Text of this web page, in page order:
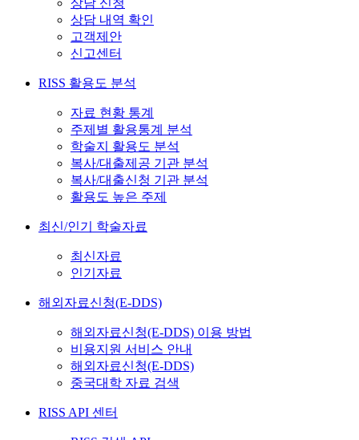
상담 신청
상담 내역 확인
고객제안
신고센터
RISS 활용도 분석
자료 현황 통계
주제별 활용통계 분석
학술지 활용도 분석
복사/대출제공 기관 분석
복사/대출신청 기관 분석
활용도 높은 주제
최신/인기 학술자료
최신자료
인기자료
해외자료신청(E-DDS)
해외자료신청(E-DDS) 이용 방법
비용지원 서비스 안내
해외자료신청(E-DDS)
중국대학 자료 검색
RISS API 센터